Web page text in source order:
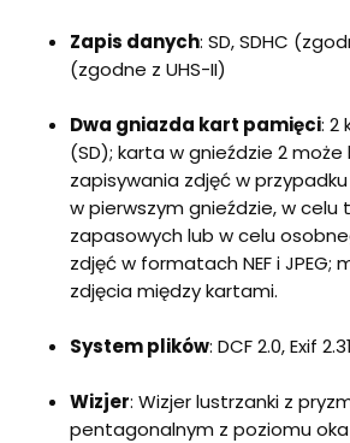
Zapis danych: SD, SDHC
(zgodne z UHS-II)
Dwa gniazda kart pamięci: 2
(SD); karta w gnieździe 2
zapisywania zdjęć w
w pierwszym gnieździe, w celu
zapasowych lub w celu
zdjęć w formatach NEF i JPEG;
zdjęcia między kartami.
System plików: DCF 2.0, Exif 2.31
Wizjer: Wizjer lustrzanki z
pentagonalnym z poziomu oka